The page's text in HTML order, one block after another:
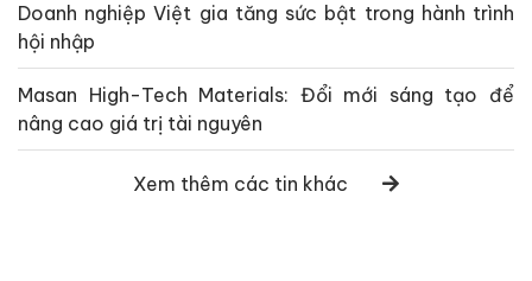
Doanh nghiệp Việt gia tăng sức bật trong hành trình
hội nhập
Masan High-Tech Materials: Đổi mới sáng tạo để
nâng cao giá trị tài nguyên
Xem thêm các tin khác